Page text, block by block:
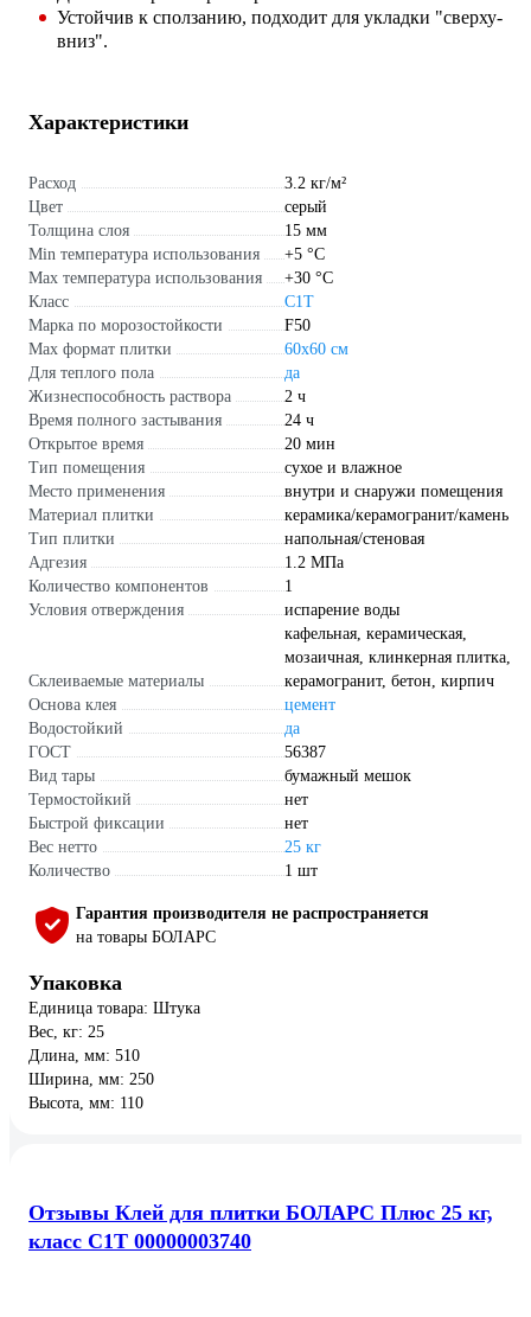
Устойчив к сползанию, подходит для укладки "сверху-
вниз".
Характеристики
Расход
3.2 кг/м²
Цвет
серый
Толщина слоя
15 мм
Min температура использования
+5 °С
Max температура использования
+30 °С
Класс
C1Т
Марка по морозостойкости
F50
Max формат плитки
60х60 см
Для теплого пола
да
Жизнеспособность раствора
2 ч
Время полного застывания
24 ч
Открытое время
20 мин
Тип помещения
сухое и влажное
Место применения
внутри и снаружи помещения
Материал плитки
керамика/керамогранит/камень
Тип плитки
напольная/стеновая
Адгезия
1.2 МПа
Количество компонентов
1
Условия отверждения
испарение воды
Склеиваемые материалы
кафельная, керамическая,
мозаичная, клинкерная плитка,
керамогранит, бетон, кирпич
Основа клея
цемент
Водостойкий
да
ГОСТ
56387
Вид тары
бумажный мешок
Термостойкий
нет
Быстрой фиксации
нет
Вес нетто
25 кг
Количество
1 шт
Гарантия производителя не распространяется
на товары БОЛАРС
Упаковка
Единица товара: Штука
Вес, кг: 25
Длина, мм: 510
Ширина, мм: 250
Высота, мм: 110
Отзывы Клей для плитки БОЛАРС Плюс 25 кг,
класс C1T 00000003740